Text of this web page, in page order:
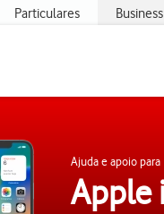
Particulares Business
Ajuda e apoio para
Apple